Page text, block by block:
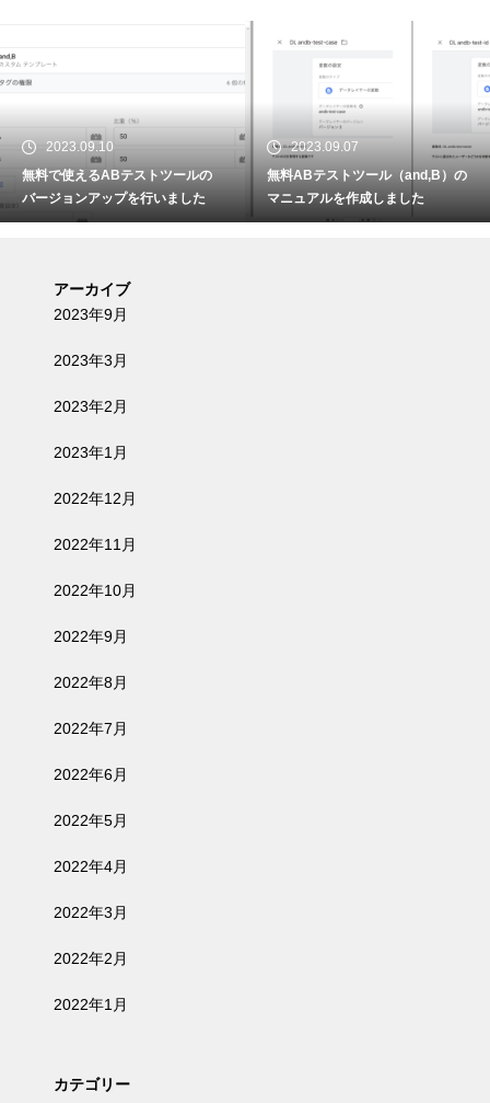
2023.09.10
無料で使えるABテストツールの
バージョンアップを行いました
2023.09.07
無料ABテストツール（and,B）の
マニュアルを作成しました
アーカイブ
2023年9月
2023年3月
2023年2月
2023年1月
2022年12月
2022年11月
2022年10月
2022年9月
2022年8月
2022年7月
2022年6月
2022年5月
2022年4月
2022年3月
2022年2月
2022年1月
カテゴリー